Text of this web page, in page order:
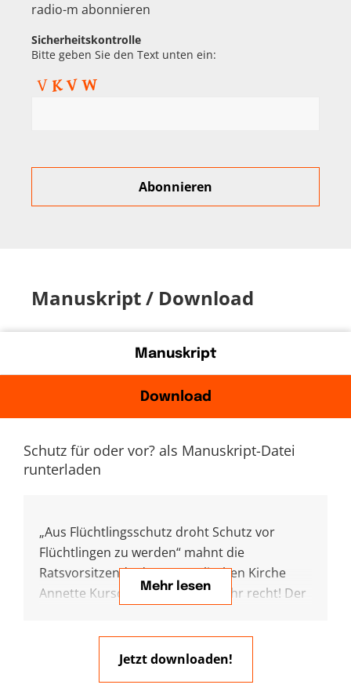
radio-m abonnieren
Sicherheitskontrolle
Bitte geben Sie den Text unten ein:
Manuskript / Download
Manuskript
Download
Schutz für oder vor? als Manuskript-Datei
runterladen
„Aus Flüchtlingsschutz droht Schutz vor
Flüchtlingen zu werden“ mahnt die
Ratsvorsitzende der Evangelischen Kirche
Annette Kurschus und ich gebe ihr recht! Der
verändern, gehen meist in die gleiche
Richtung. Wir schotten uns ab, kriminalisieren
Mehr lesen
Jetzt downloaden!